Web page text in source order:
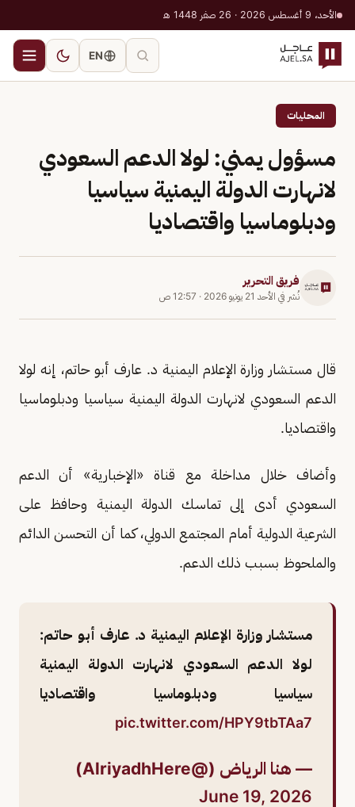
الأحد، 9 أغسطس 2026 · 26 صفر 1448 هـ
EN
المحليات
مسؤول يمني: لولا الدعم السعودي
لانهارت الدولة اليمنية سياسيا
ودبلوماسيا واقتصاديا
فريق التحرير
نُشر في الأحد 21 يونيو 2026 · 12:57 ص
قال مستشار وزارة الإعلام اليمنية د. عارف أبو حاتم، إنه لولا
الدعم السعودي لانهارت الدولة اليمنية سياسيا ودبلوماسيا
واقتصاديا.
وأضاف خلال مداخلة مع قناة «الإخبارية» أن الدعم
السعودي أدى إلى تماسك الدولة اليمنية وحافظ على
الشرعية الدولية أمام المجتمع الدولي، كما أن التحسن الدائم
والملحوظ بسبب ذلك الدعم.
مستشار وزارة الإعلام اليمنية د. عارف أبو حاتم:
لولا الدعم السعودي لانهارت الدولة اليمنية
سياسيا ودبلوماسيا واقتصاديا
pic.twitter.com/HPY9tbTAa7
— هنا الرياض (@AlriyadhHere)
June 19, 2026